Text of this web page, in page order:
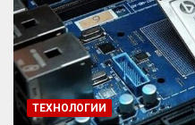
ТЕХНОЛОГИИ